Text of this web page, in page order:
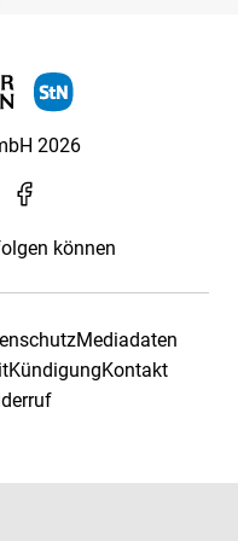
2026
können
Mediadaten
KündigungKontakt